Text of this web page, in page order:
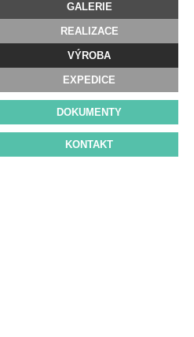
GALERIE
REALIZACE
VÝROBA
EXPEDICE
DOKUMENTY
KONTAKT